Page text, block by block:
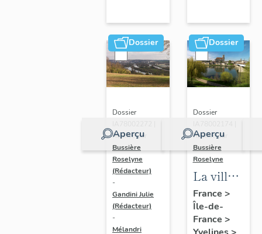
Dossier
Aperçu
Dossier
Réalisé par
Bussière
Roselyne
(Rédacteur)
-
Gandini Julie
(Rédacteur)
-
Mélandri
Dossier
Aperçu
Dossier
Réalisé par
Bussière
Roselyne
La ville
de
Mantes-
la-Jolie
France >
Île-de-
France >